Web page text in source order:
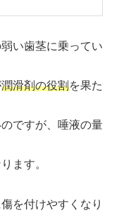
い歯茎に乗ってい
潤滑剤の役割を果た
ですが、唾液の量
ます。
を付けやすくなり